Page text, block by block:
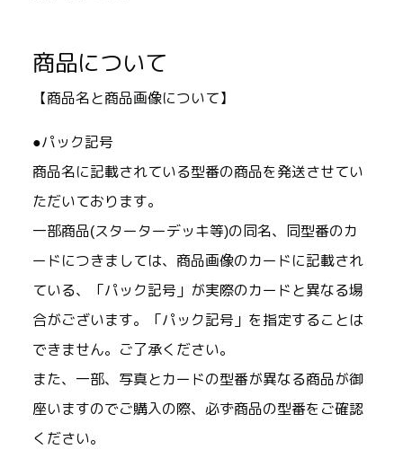
商品について
【商品名と商品画像について】
●パック記号
商品名に記載されている型番の商品を発送させてい
ただいております。
一部商品(スターターデッキ等)の同名、同型番のカ
ードにつきましては、商品画像のカードに記載され
ている、「パック記号」が実際のカードと異なる場
合がございます。「パック記号」を指定することは
できません。ご了承ください。
また、一部、写真とカードの型番が異なる商品が御
座いますのでご購入の際、必ず商品の型番をご確認
ください。